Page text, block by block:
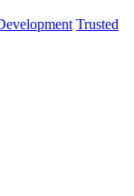
Trusted